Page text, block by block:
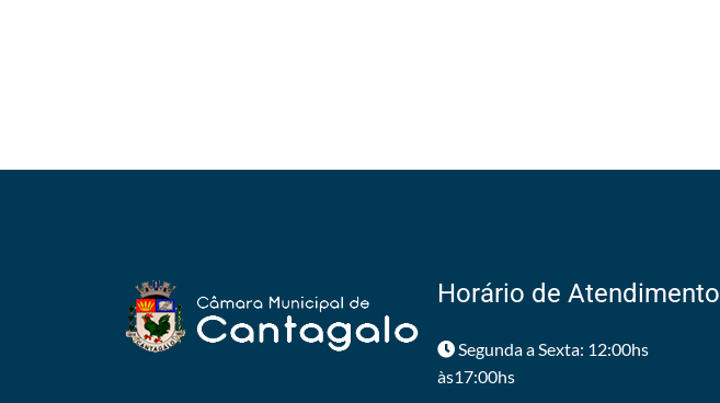
Horário de Atendimento
Segunda a Sexta: 12:00hs
às17:00hs